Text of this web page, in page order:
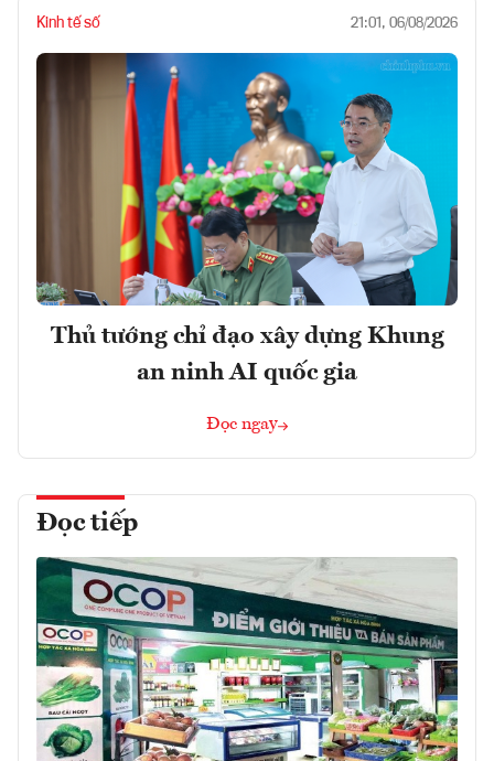
Kinh tế số 21:01, 06/08/2026
Thủ tướng chỉ đạo xây dựng Khung
an ninh AI quốc gia
Đọc ngay
Đọc tiếp